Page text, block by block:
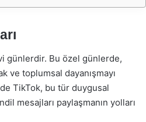
günlerdir. Bu özel günlerde,
ve toplumsal dayanışmayı
TikTok, bu tür duygusal
mesajları paylaşmanın yolları